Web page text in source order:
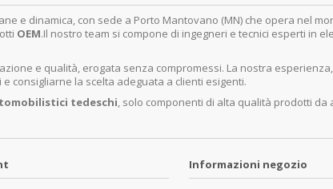
e dinamica, con sede a Porto Mantovano (MN) che opera nel
OEM.Il nostro team si compone di ingegneri e tecnici esperti in
e qualità, erogata senza compromessi. La nostra
e consigliarne la scelta adeguata a clienti esigenti.
tedeschi, solo componenti di alta qualità prodotti
Informazioni negozio